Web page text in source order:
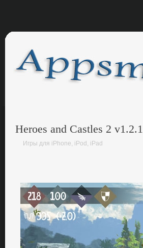
Heroes and Castles 2 v1.2.1
Игры для iPhone, iPod, iPad